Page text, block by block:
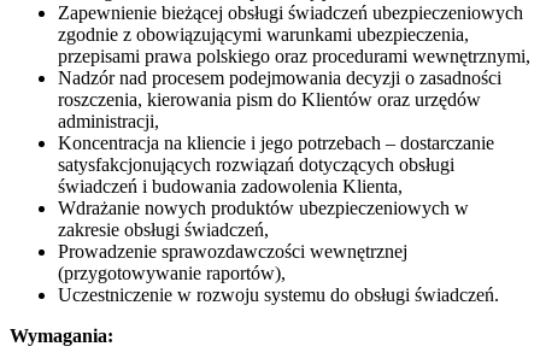
Zapewnienie bieżącej obsługi świadczeń ubezpieczeniowych
zgodnie z obowiązującymi warunkami ubezpieczenia,
przepisami prawa polskiego oraz procedurami wewnętrznymi,
Nadzór nad procesem podejmowania decyzji o zasadności
roszczenia, kierowania pism do Klientów oraz urzędów
administracji,
Koncentracja na kliencie i jego potrzebach – dostarczanie
satysfakcjonujących rozwiązań dotyczących obsługi
świadczeń i budowania zadowolenia Klienta,
Wdrażanie nowych produktów ubezpieczeniowych w
zakresie obsługi świadczeń,
Prowadzenie sprawozdawczości wewnętrznej
(przygotowywanie raportów),
Uczestniczenie w rozwoju systemu do obsługi świadczeń.
Wymagania: